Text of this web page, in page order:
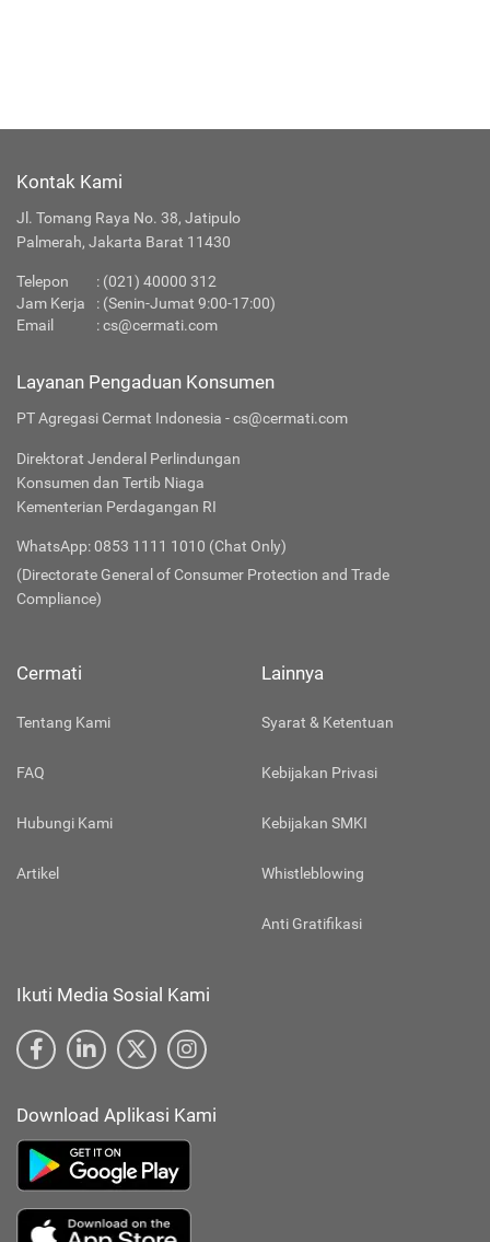
Kontak Kami
Jl. Tomang Raya No. 38, Jatipulo
Palmerah, Jakarta Barat 11430
Telepon : (021) 40000 312
Jam Kerja
: (Senin-Jumat 9:00-17:00)
Email
:cs@cermati.com
Layanan Pengaduan Konsumen
PT Agregasi Cermat Indonesia - cs@cermati.com
Direktorat Jenderal Perlindungan
Konsumen dan Tertib Niaga
Kementerian Perdagangan RI
WhatsApp: 0853 1111 1010 (Chat Only)
(Directorate General of Consumer Protection and Trade
Compliance)
Cermati
Tentang Kami
FAQ
Hubungi Kami
Artikel
Lainnya
Syarat & Ketentuan
Kebijakan Privasi
Kebijakan SMKI
Whistleblowing
Anti Gratifikasi
Ikuti Media Sosial Kami
Download Aplikasi Kami